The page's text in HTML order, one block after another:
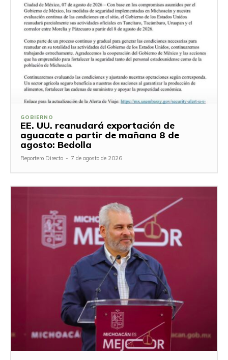
GOBIERNO
EE. UU. reanudará exportación de
aguacate a partir de mañana 8 de
agosto: Bedolla
Reportero Directo - 7 de agosto de 2026